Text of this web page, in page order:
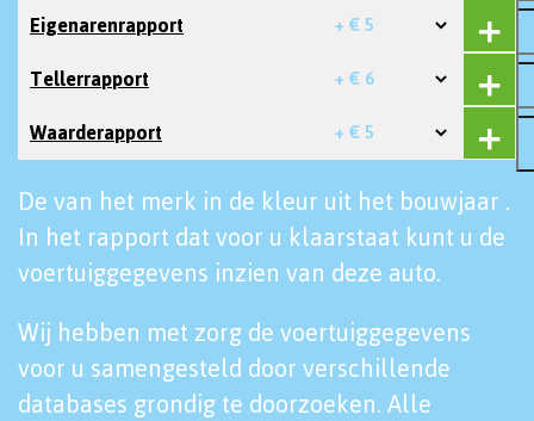
Eigenarenrapport + € 5
Tellerrapport + € 6
Waarderapport + € 5
De van het merk in de kleur uit het bouwjaar .
In het rapport dat voor u klaarstaat kunt u de
voertuiggegevens inzien van deze auto.
Wij hebben met zorg de voertuiggegevens
voor u samengesteld door verschillende
databases grondig te doorzoeken. Alle